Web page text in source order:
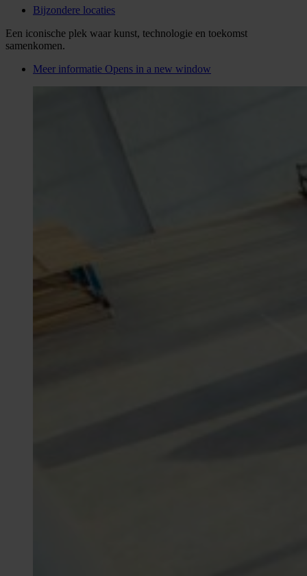
Bijzondere locaties
Een iconische plek waar kunst, technologie en toekomst
samenkomen.
Meer informatie Opens in a new window